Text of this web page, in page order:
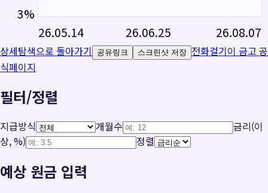
3%
26.05.14 26.06.25 26.08.07
상세탐색으로 돌아가기 공유링크 스크린샷 저장 전화걸기이 금고 공
식페이지
필터/정렬
지급방식 개월수
금리(이
상, %)
정렬
예상 원금 입력